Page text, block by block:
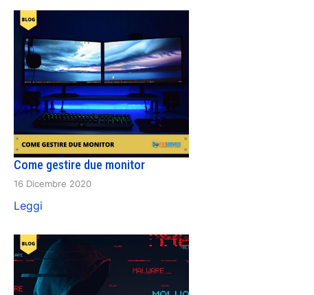
Come gestire due monitor
16 Dicembre 2020
Leggi